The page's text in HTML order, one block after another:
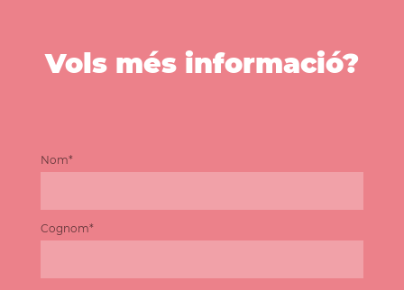
Vols més informació?
Nom*
Cognom*